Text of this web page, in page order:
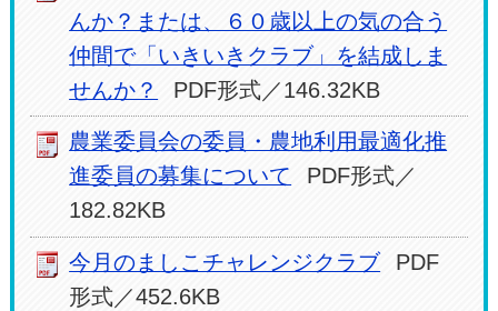
んか？または、６０歳以上の気の合う
仲間で「いきいきクラブ」を結成しま
せんか？
PDF形式／146.32KB
農業委員会の委員・農地利用最適化推
進委員の募集について
PDF形式／
182.82KB
今月のましこチャレンジクラブ
PDF
形式／452.6KB